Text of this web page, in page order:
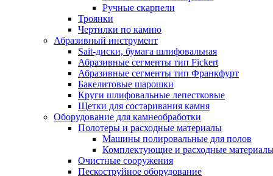
Ручные скарпели
Троянки
Чертилки по камню
Абразивный инструмент
Sait-диски, бумага шлифовальная
Абразивные сегменты тип Fickert
Абразивные сегменты тип Франкфурт
Бакелитовые шарошки
Круги шлифовальные лепестковые
Щетки для состаривания камня
Оборудование для камнеобработки
Полотеры и расходные материалы
Машины полировальные для полов
Комплектующие и расходные
Очистные сооружения
Пескоструйное оборудование